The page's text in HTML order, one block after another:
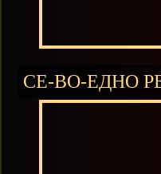
СЕ-ВО-ЕДНО